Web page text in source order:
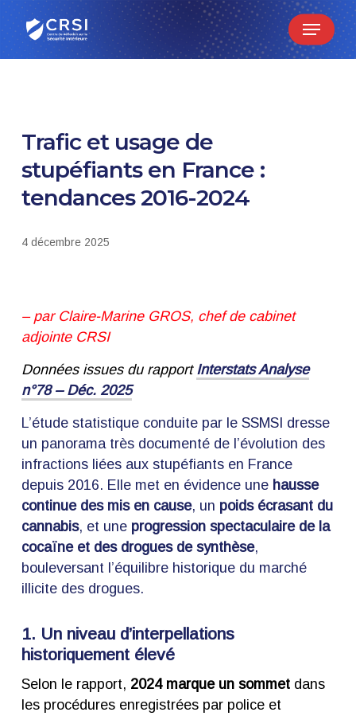
Skip
to
main
Menu
Trafic et usage de
stupéfiants en France :
tendances 2016-2024
4 décembre 2025
– par Claire-Marine GROS, chef de cabinet
adjointe CRSI
Données issues du rapport Interstats Analyse
n°78 – Déc. 2025
L’étude statistique conduite par le SSMSI dresse
un panorama très documenté de l’évolution des
infractions liées aux stupéfiants en France
depuis 2016. Elle met en évidence une hausse
continue des mis en cause, un poids écrasant du
cannabis, et une progression spectaculaire de la
cocaïne et des drogues de synthèse,
bouleversant l’équilibre historique du marché
illicite des drogues.
1. Un niveau d’interpellations
historiquement élevé
Selon le rapport, 2024 marque un sommetdans
les procédures enregistrées par police et